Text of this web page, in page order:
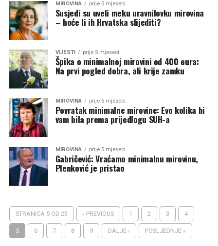
MIROVINA prije 5 mjeseci
Susjedi su uveli meku uravnilovku mirovina
– hoće li ih Hrvatska slijediti?
VIJESTI prije 5 mjeseci
Špika o minimalnoj mirovini od 400 eura:
Na prvi pogled dobra, ali krije zamku
MIROVINA prije 5 mjeseci
Povratak minimalne mirovine: Evo kolika bi
vam bila prema prijedlogu SUH-a
MIROVINA prije 5 mjeseci
Gabričević: Vraćamo minimalnu mirovinu,
Plenković je pristao
STRANICA 5 OD 23 ‹ PREVIOUS 1 2 3 4
5 6 7 8 9 DALJE › POSLJEDNJE »